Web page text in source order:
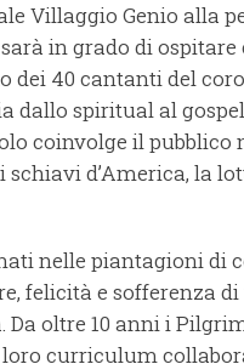
Villaggio Genio alla
in grado di ospitare
dei 40 cantanti del
dallo spiritual al
coinvolge il
schiavi d’America, la
nelle piantagioni di
felicità e sofferenza
Da oltre 10 anni i
curriculum